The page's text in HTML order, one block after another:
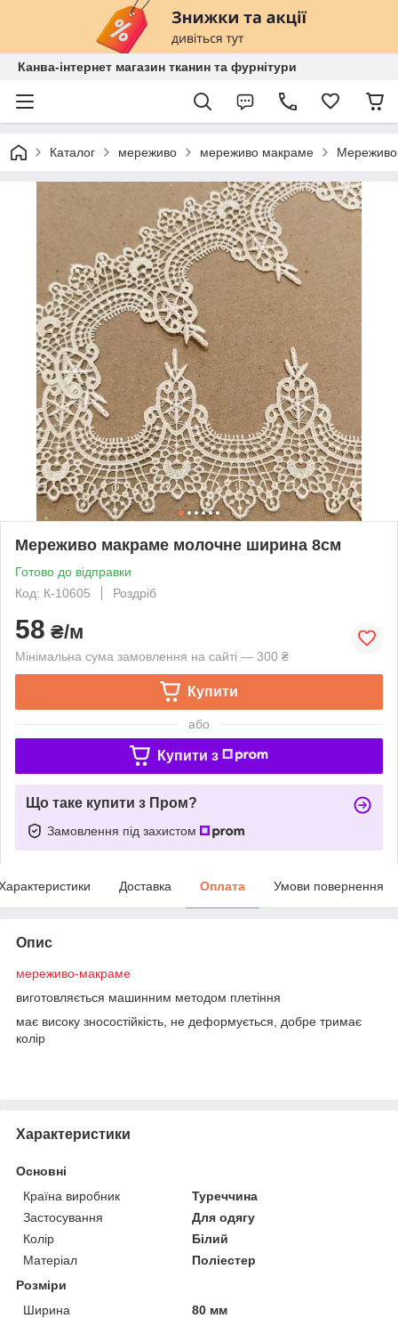
Канва-інтернет магазин тканин та фурнітури
Каталог мереживо мереживо макраме
Мереживо макраме молочне ширина 8см
Готово до відправки
Код: К-10605
Роздріб
58 ₴/м
Мінімальна сума замовлення на сайті — 300 ₴
Купити
або
Купити з
Що таке купити з Пром?
Замовлення під захистом
Доставка Оплата Умови повернення
Опис
мереживо-макраме
виготовляється машинним методом плетіння
має високу зносостійкість, не деформується, добре тримає
колір
Характеристики
Основні
Країна виробник
Туреччина
Застосування
Для одягу
Колір
Білий
Матеріал
Поліестер
Розміри
Ширина
80 мм